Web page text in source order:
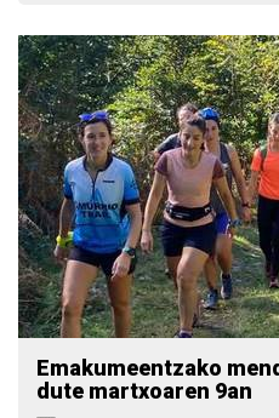
Emakumeentzako
dute martxoaren 9an